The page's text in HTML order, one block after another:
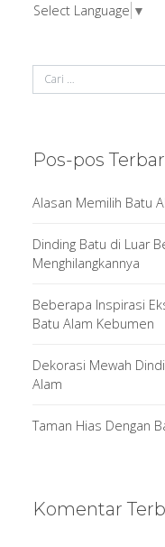
Select Language ▼
Pos-pos
Alasan Memilih Batu
Dinding Batu di Luar
Menghilangkannya
Beberapa Inspirasi
Batu Alam Kebumen
Dekorasi Mewah
Alam
Taman Hias Dengan
Komentar